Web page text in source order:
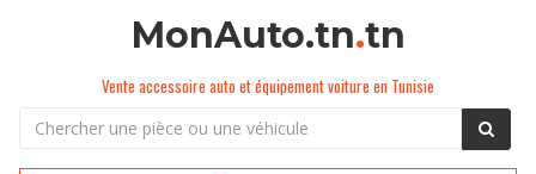
MonAuto.tn.tn
Vente accessoire auto et équipement voiture en Tunisie